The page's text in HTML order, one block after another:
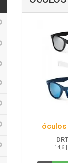
óculos
L 14,6